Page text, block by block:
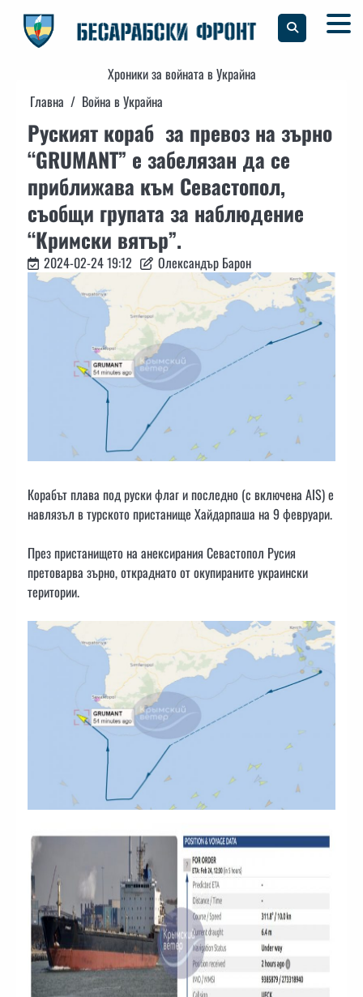
content
Хроники за войната в Украйна
Главна
Война в Украйна
Руският кораб за превоз на зърно
“GRUMANT” е забелязан да се
приближава към Севастопол,
съобщи групата за наблюдение
“Кримски вятър”.
2024-02-24 19:12 Олександър Барон
Корабът плава под руски флаг и последно (с включена AIS) е
навлязъл в турското пристанище Хайдарпаша на 9 февруари.
През пристанището на анексирания Севастопол Русия
претоварва зърно, откраднато от окупираните украински
територии.